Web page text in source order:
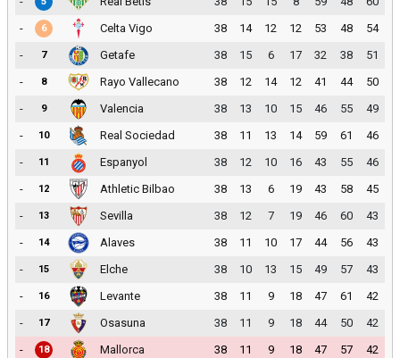
-
6 Celta Vigo 38 14 12 12 53 48
54
-
7 Getafe 38 15 6 17 32 38
51
-
8 Rayo Vallecano 38 12 14 12 41 44
50
-
9 Valencia 38 13 10 15 46 55
49
-
10 Real Sociedad 38 11 13 14 59 61
46
-
11 Espanyol 38 12 10 16 43 55
46
-
12 Athletic Bilbao 38 13 6 19 43 58
45
-
13 Sevilla 38 12 7 19 46 60
43
-
14 Alaves 38 11 10 17 44 56
43
-
15 Elche 38 10 13 15 49 57
43
-
16 Levante 38 11 9 18 47 61
42
-
17 Osasuna 38 11 9 18 44 50
42
-
18 Mallorca 38 11 9 18 47 57
42